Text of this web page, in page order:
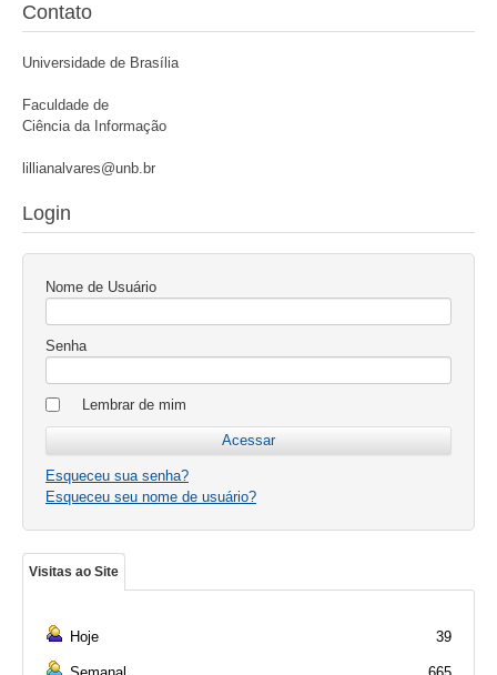
Contato
Universidade de Brasília
Faculdade de
Ciência da Informação
lillianalvares@unb.br
Login
Nome de Usuário
Senha
Lembrar de mim
Esqueceu sua senha?
Esqueceu seu nome de usuário?
Visitas ao Site
Hoje 39